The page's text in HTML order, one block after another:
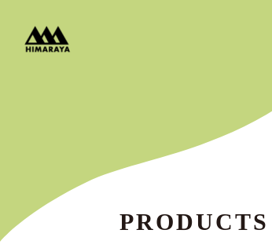
PRODUCTS